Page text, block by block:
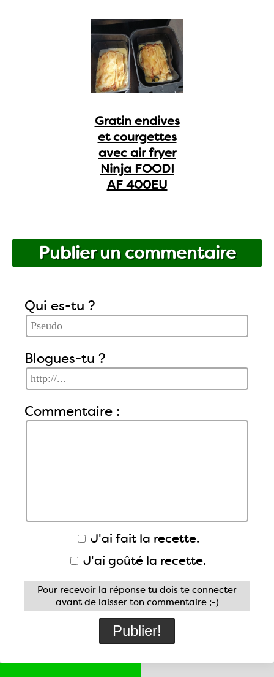
Gratin endives
et courgettes
avec air fryer
Ninja FOODI
AF 400EU
Publier un commentaire
Qui es-tu ?
Blogues-tu ?
Commentaire :
J'ai fait la recette.
J'ai goûté la recette.
Pour recevoir la réponse tu dois te connecter
avant de laisser ton commentaire ;-)